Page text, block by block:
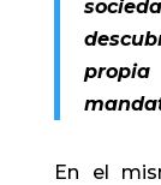
En el